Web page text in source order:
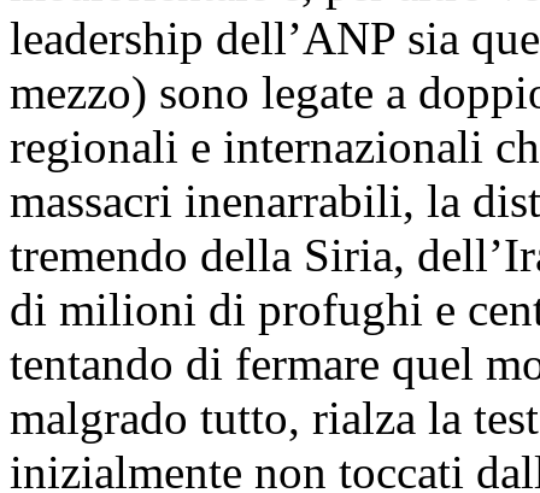
leadership dell’ANP sia
mezzo) sono legate a
regionali e internazionali
massacri inenarrabili, la
tremendo della Siria,
di milioni di profughi e
tentando di fermare quel
malgrado tutto, rialza la
inizialmente non toccati